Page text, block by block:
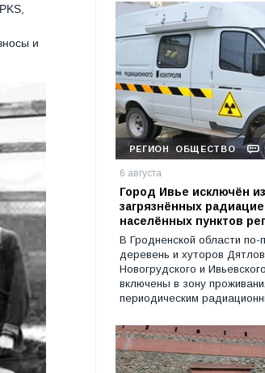
и
РЕГИОН ОБЩЕСТВО
6 августа
Город Ивье исключён
загрязнённых
населённых пунктов
В Гродненской области по-
деревень и хуторов
Новогрудского и
включены в зону
периодическим